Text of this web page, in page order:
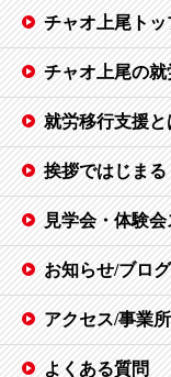
チャオ上尾トッ
チャオ上尾の
就労移行支援と
挨拶ではじま
見学会・体験
お知らせ/ブログ
アクセス/事業
よくある質問